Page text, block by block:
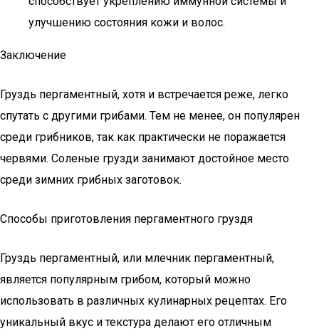
улучшению состояния кожи и волос.
Заключение
Груздь пергаментный, хотя и встречается реже, легко
спутать с другими грибами. Тем не менее, он популярен
среди грибников, так как практически не поражается
червями. Соленые грузди занимают достойное место
среди зимних грибных заготовок.
Способы приготовления пергаментного груздя
Груздь пергаментный, или млечник пергаментный,
является популярным грибом, который можно
использовать в различных кулинарных рецептах. Его
уникальный вкус и текстура делают его отличным